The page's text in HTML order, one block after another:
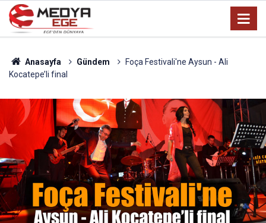
Anasayfa Gündem
Foça Festivali'ne Aysun - Ali
Kocatepe’li final